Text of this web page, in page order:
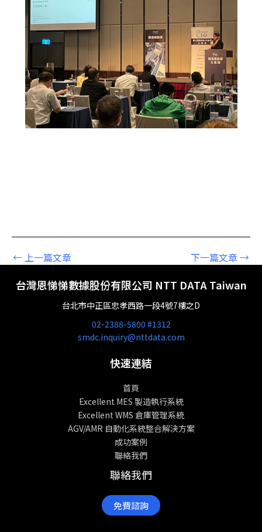
←上一篇文章 下一篇文章→
台灣恩悌悌數據股份有限公司 NTT DATA Taiwan
台北市中正區忠孝西路一段4號7樓之D
02-2388-5800 #1312
smdc.inquiry@nttdata.com
快速連結
首頁
Excellent MES 製造執行系統
Excellent WMS 倉庫管理系統
AGV/AMR 自動化系統整合解決方案
成功案例
聯絡我們
聯絡我們
免費諮詢